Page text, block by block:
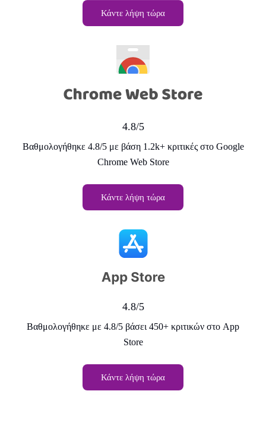
Κάντε λήψη τώρα
4.8/5
Βαθμολογήθηκε 4.8/5 με βάση 1.2k+ κριτικές στο Google
Chrome Web Store
Κάντε λήψη τώρα
4.8/5
Βαθμολογήθηκε με 4.8/5 βάσει 450+ κριτικών στο App
Store
Κάντε λήψη τώρα